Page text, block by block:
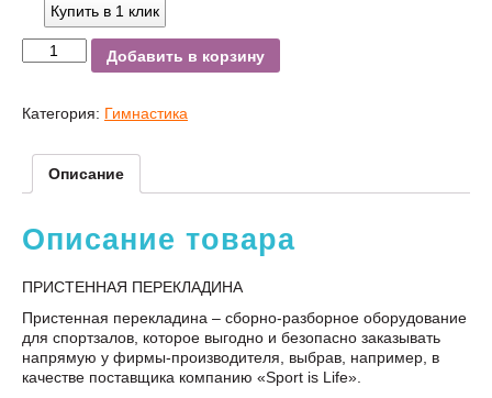
Купить в 1 клик
Добавить в корзину
Категория: Гимнастика
Описание
Описание товара
ПРИСТЕННАЯ ПЕРЕКЛАДИНА
Пристенная перекладина – сборно-разборное оборудование
для спортзалов, которое выгодно и безопасно заказывать
напрямую у фирмы-производителя, выбрав, например, в
качестве поставщика компанию «Sport is Life».